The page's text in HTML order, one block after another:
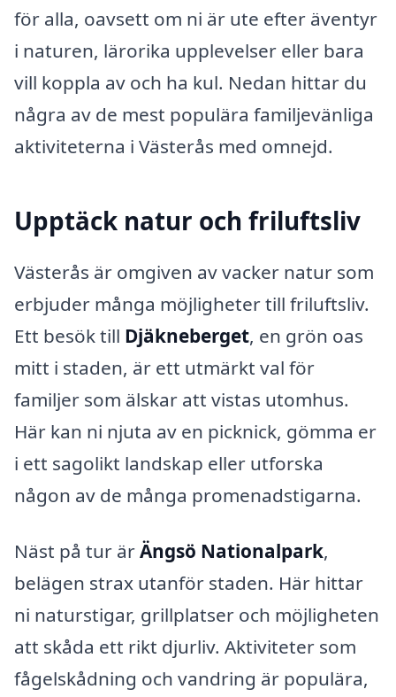
för alla, oavsett om ni är ute efter äventyr
i naturen, lärorika upplevelser eller bara
vill koppla av och ha kul. Nedan hittar du
några av de mest populära familjevänliga
aktiviteterna i Västerås med omnejd.
Upptäck natur och friluftsliv
Västerås är omgiven av vacker natur som
erbjuder många möjligheter till friluftsliv.
Ett besök till Djäkneberget, en grön oas
mitt i staden, är ett utmärkt val för
familjer som älskar att vistas utomhus.
Här kan ni njuta av en picknick, gömma er
i ett sagolikt landskap eller utforska
någon av de många promenadstigarna.
Näst på tur ärÄngsö Nationalpark,
belägen strax utanför staden. Här hittar
ni naturstigar, grillplatser och möjligheten
att skåda ett rikt djurliv. Aktiviteter som
fågelskådning och vandring är populära,